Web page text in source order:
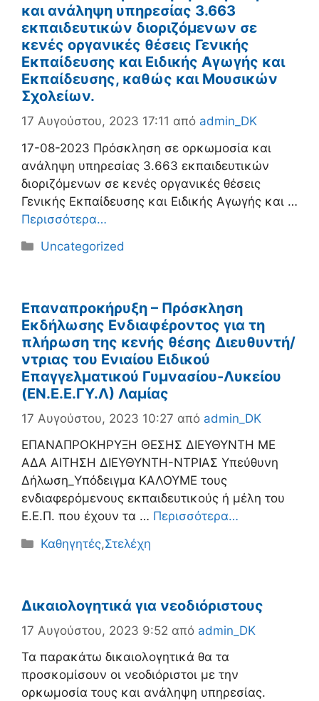
και ανάληψη υπηρεσίας 3.663
εκπαιδευτικών διοριζόμενων σε
κενές οργανικές θέσεις Γενικής
Εκπαίδευσης και Ειδικής Αγωγής και
Εκπαίδευσης, καθώς και Μουσικών
Σχολείων.
17 Αυγούστου, 2023 17:11 από admin_DK
17-08-2023 Πρόσκληση σε ορκωμοσία και
ανάληψη υπηρεσίας 3.663 εκπαιδευτικών
διοριζόμενων σε κενές οργανικές θέσεις
Γενικής Εκπαίδευσης και Ειδικής Αγωγής και …
Περισσότερα…
Κατηγορίες
Uncategorized
Επαναπροκήρυξη – Πρόσκληση
Εκδήλωσης Ενδιαφέροντος για τη
πλήρωση της κενής θέσης Διευθυντή/
ντριας του Ενιαίου Ειδικού
Επαγγελματικού Γυμνασίου-Λυκείου
(EN.E.E.ΓΥ.Λ) Λαμίας
17 Αυγούστου, 2023 10:27 από admin_DK
ΕΠΑΝΑΠΡΟΚΗΡΥΞΗ ΘΕΣΗΣ ΔΙΕΥΘΥΝΤΗ ΜΕ
ΑΔΑ ΑΙΤΗΣΗ ΔΙΕΥΘΥΝΤΗ-ΝΤΡΙΑΣ Υπεύθυνη
Δήλωση_Υπόδειγμα ΚΑΛΟΥΜΕ τους
ενδιαφερόμενους εκπαιδευτικούς ή μέλη του
Ε.Ε.Π. που έχουν τα … Περισσότερα…
Κατηγορίες
Καθηγητές,Στελέχη
Δικαιολογητικά για νεοδιόριστους
17 Αυγούστου, 2023 9:52 από admin_DK
Τα παρακάτω δικαιολογητικά θα τα
προσκομίσουν οι νεοδιόριστοι με την
ορκωμοσία τους και ανάληψη υπηρεσίας.